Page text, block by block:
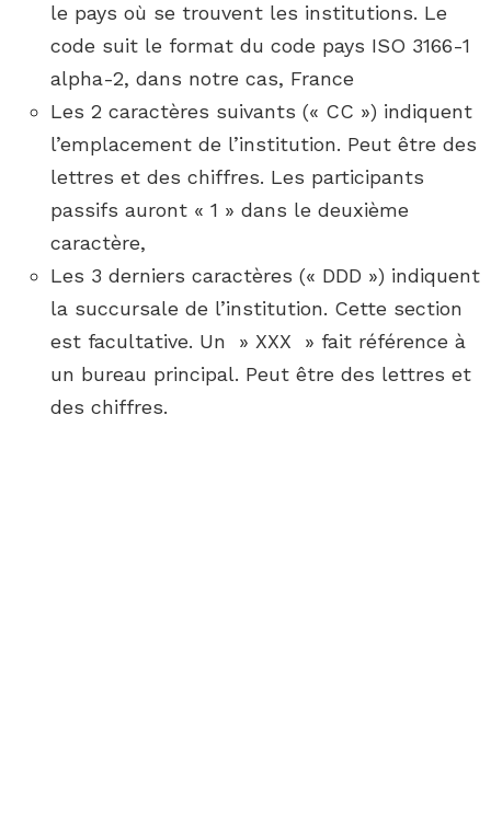
le pays où se trouvent les institutions. Le
code suit le format du code pays ISO 3166-1
alpha-2, dans notre cas, France
Les 2 caractères suivants (« CC ») indiquent
l’emplacement de l’institution. Peut être des
lettres et des chiffres. Les participants
passifs auront « 1 » dans le deuxième
caractère,
Les 3 derniers caractères (« DDD ») indiquent
la succursale de l’institution. Cette section
est facultative. Un » XXX » fait référence à
un bureau principal. Peut être des lettres et
des chiffres.